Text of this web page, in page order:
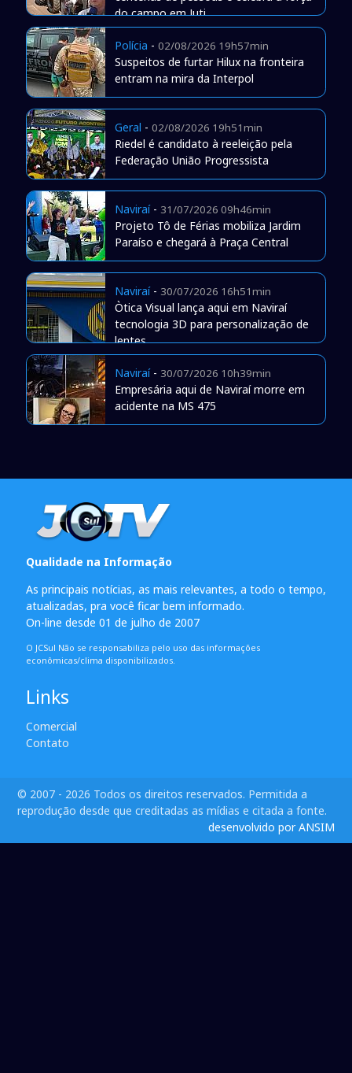
do campo em Juti
Polícia - 02/08/2026 19h57min
Suspeitos de furtar Hilux na fronteira
entram na mira da Interpol
Geral - 02/08/2026 19h51min
Riedel é candidato à reeleição pela
Federação União Progressista
Naviraí- 31/07/2026 09h46min
Projeto Tô de Férias mobiliza Jardim
Paraíso e chegará à Praça Central
Naviraí- 30/07/2026 16h51min
Òtica Visual lança aqui em Naviraí
tecnologia 3D para personalização de
lentes
Naviraí- 30/07/2026 10h39min
Empresária aqui de Naviraí morre em
acidente na MS 475
Qualidade na Informação
As principais notícias, as mais relevantes, a todo o tempo,
atualizadas, pra você ficar bem informado.
On-line desde 01 de julho de 2007
O JCSul Não se responsabiliza pelo uso das informações
econômicas/clima disponibilizados.
Links
Comercial
Contato
© 2007 - 2026 Todos os direitos reservados. Permitida a
reprodução desde que creditadas as mídias e citada a fonte.
desenvolvido por ANSIM